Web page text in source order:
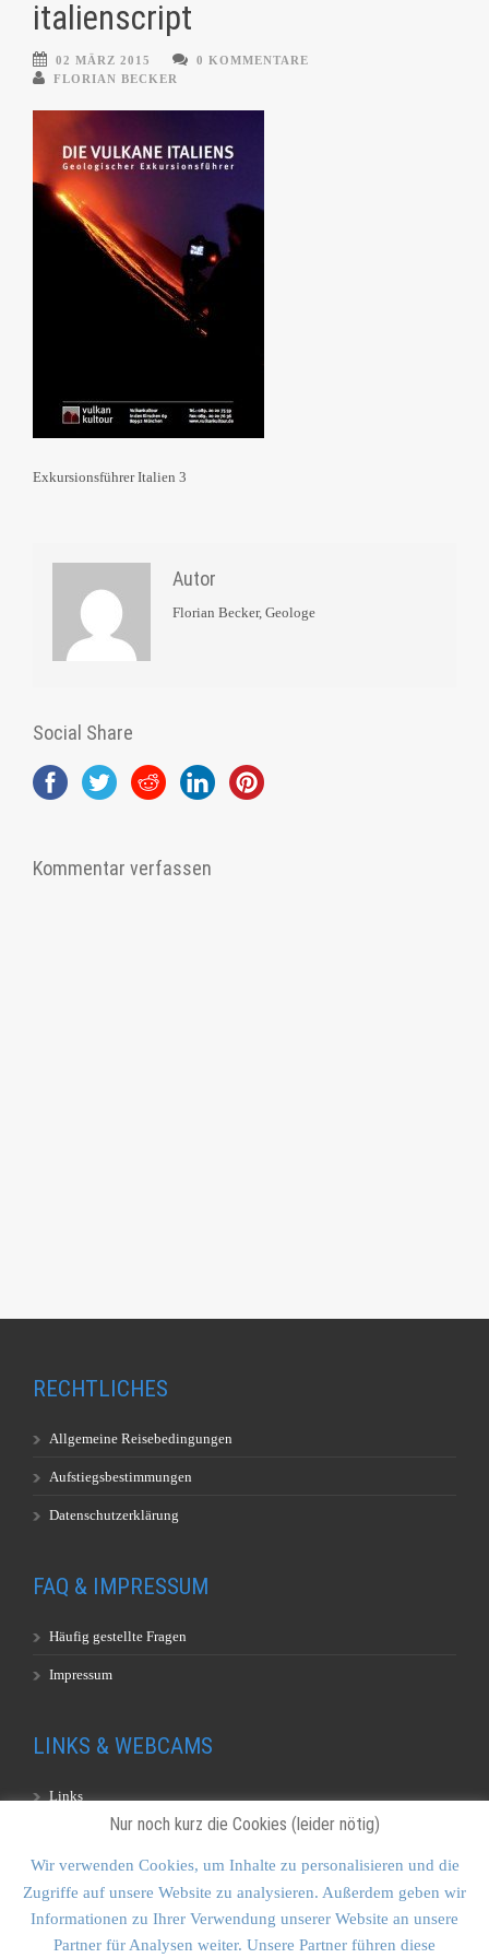
italienscript
02 MÄRZ 2015
0 KOMMENTARE
FLORIAN BECKER
Exkursionsführer Italien 3
Autor
Florian Becker, Geologe
Social Share
Kommentar verfassen
RECHTLICHES
Allgemeine Reisebedingungen
Aufstiegsbestimmungen
Datenschutzerklärung
FAQ & IMPRESSUM
Häufig gestellte Fragen
Impressum
LINKS & WEBCAMS
Links
KONTAKT & SITEMAP
Nur noch kurz die Cookies (leider nötig)
Wir verwenden Cookies, um Inhalte zu personalisieren und die
Zugriffe auf unsere Website zu analysieren. Außerdem geben wir
Informationen zu Ihrer Verwendung unserer Website an unsere
Partner für Analysen weiter. Unsere Partner führen diese